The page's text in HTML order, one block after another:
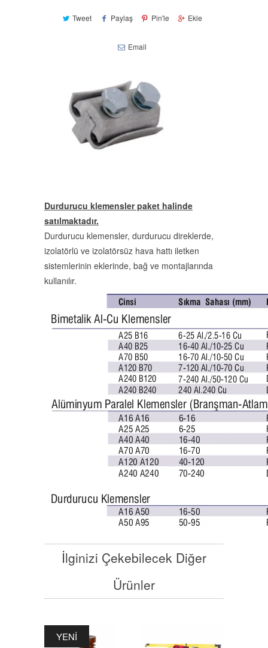
Tweet Paylaş Pin'le Ekle
Email
Durdurucu klemensler paket halinde
satılmaktadır.
Durdurucu klemensler, durdurucu direklerde,
izolatörlü ve izolatörsüz hava hattı iletken
sistemlerinin eklerinde, bağ ve montajlarında
kullanılır.
İlginizi Çekebilecek Diğer
Ürünler
YENI